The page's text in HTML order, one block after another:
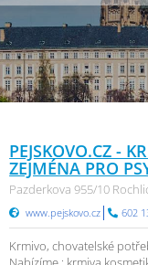
PEJSKOVO.CZ -
ZEJMÉNA PRO
Pazderkova 955/10
www.pejskovo.cz 602
Krmivo, chovatelské